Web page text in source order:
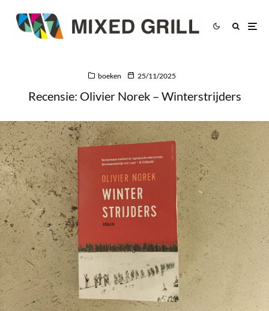
boeken 25/11/2025
Recensie: Olivier Norek – Winterstrijders